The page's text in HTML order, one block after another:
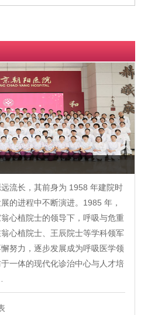
流长，其前身为 1958 年建院时
的进程中不断演进。1985 年，
心植院士的领导下，呼吸与危重
心植院士、王辰院士等学科领军
努力，逐步发展成为呼吸医学领
一体的现代化诊治中心与人才培